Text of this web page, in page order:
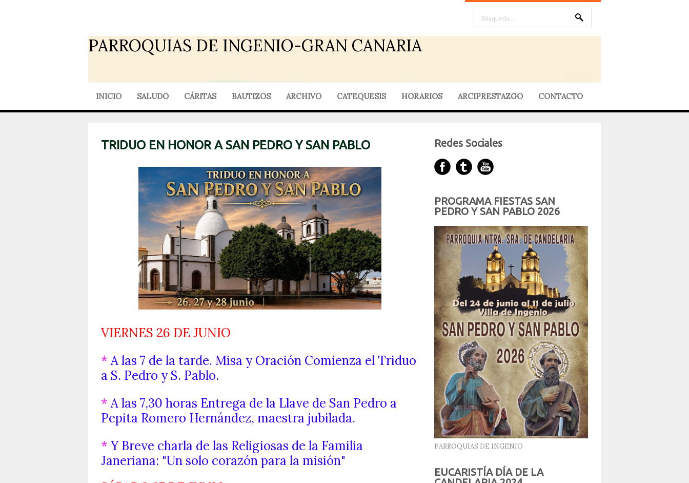
PARROQUIAS DE INGENIO-GRAN CANARIA
INICIO SALUDO CÁRITAS BAUTIZOS ARCHIVO CATEQUESIS HORARIOS ARCIPRESTAZGO CONTACTO
TRIDUO EN HONOR A SAN PEDRO Y SAN PABLO
VIERNES 26 DE JUNIO
*A las 7 de la tarde. Misa y Oración Comienza el Triduo
a S. Pedro y S. Pablo.
*A las 7,30 horas Entrega de la Llave de San Pedro a
Pepita Romero Hernández, maestra jubilada.
* Y Breve charla de las Religiosas de la Familia
Janeriana: "Un solo corazón para la misión"
Redes Sociales
PROGRAMA FIESTAS SAN
PEDRO Y SAN PABLO 2026
PARROQUIAS DE INGENIO
EUCARISTÍA DÍA DE LA